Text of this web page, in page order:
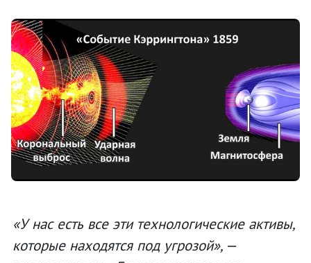
«У нас есть все эти технологические активы,
которые находятся под угрозой», —